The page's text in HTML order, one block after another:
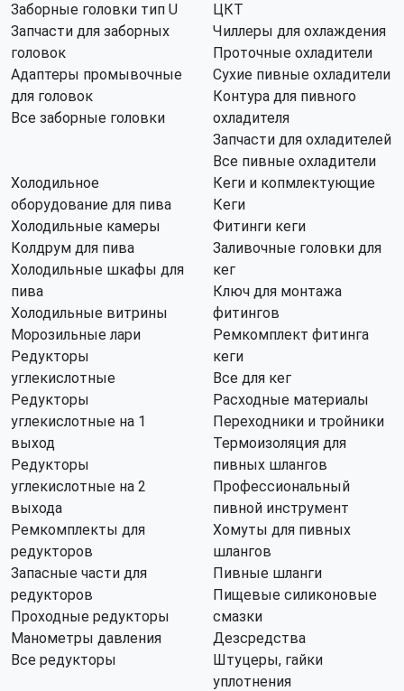
Заборные головки тип U
Запчасти для заборных
головок
Адаптеры промывочные
для головок
Все заборные головки
ЦКТ
Чиллеры для охлаждения
Проточные охладители
Сухие пивные охладители
Контура для пивного
охладителя
Запчасти для охладителей
Все пивные охладители
Холодильное
оборудование для пива
Холодильные камеры
Колдрум для пива
Холодильные шкафы для
пива
Холодильные витрины
Морозильные лари
Редукторы
углекислотные
Редукторы
углекислотные на 1
выход
Редукторы
углекислотные на 2
выхода
Ремкомплекты для
редукторов
Запасные части для
редукторов
Проходные редукторы
Манометры давления
Все редукторы
Кеги и копмлектующие
Кеги
Фитинги кеги
Заливочные головки для
кег
Ключ для монтажа
фитингов
Ремкомплект фитинга
кеги
Все для кег
Расходные материалы
Переходники и тройники
Термоизоляция для
пивных шлангов
Профессиональный
пивной инструмент
Хомуты для пивных
шлангов
Пивные шланги
Пищевые силиконовые
смазки
Дезсредства
Штуцеры, гайки
уплотнения